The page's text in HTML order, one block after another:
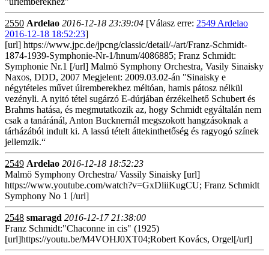
2550 Ardelao 2016-12-18 23:39:04 [Válasz erre: 2549 Ardelao
2016-12-18 18:52:23]
[url] https://www.jpc.de/jpcng/classic/detail/-/art/Franz-Schmidt-
1874-1939-Symphonie-Nr-1/hnum/4086885; Franz Schmidt:
Symphonie Nr.1 [/url] Malmö Symphony Orchestra, Vasily Sinaisky
Naxos, DDD, 2007 Megjelent: 2009.03.02-án "Sinaisky e
négytételes művet úiremberekhez méltóan, hamis pátosz nélkül
vezényli. A nyitó tétel sugárzó E-dúrjában érzékelhető Schubert és
Brahms hatása, és megmutatkozik az, hogy Schmidt egyáltalán nem
csak a tanáránál, Anton Bucknernál megszokott hangzásoknak a
tárházából indult ki. A lassú tételt áttekinthetőség és ragyogó színek
jellemzik.“
2549 Ardelao 2016-12-18 18:52:23
Malmö Symphony Orchestra/ Vassily Sinaisky [url]
https://www.youtube.com/watch?v=GxDliiKugCU; Franz Schmidt
Symphony No 1 [/url]
2548 smaragd 2016-12-17 21:38:00
Franz Schmidt:"Chaconne in cis" (1925)
[url]https://youtu.be/M4VOHJ0XT04;Robert Kovács, Orgel[/url]